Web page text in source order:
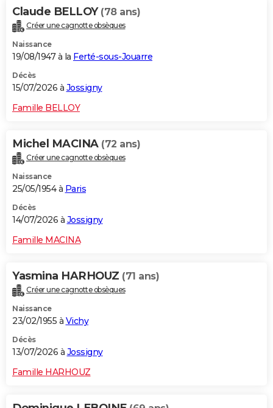
Claude BELLOY (78 ans)
Créer une cagnotte obsèques
Naissance
19/08/1947 à la Ferté-sous-Jouarre
Décès
15/07/2026 à Jossigny
Famille BELLOY
Michel MACINA (72 ans)
Créer une cagnotte obsèques
Naissance
25/05/1954 à Paris
Décès
14/07/2026 à Jossigny
Famille MACINA
Yasmina HARHOUZ (71 ans)
Créer une cagnotte obsèques
Naissance
23/02/1955 à Vichy
Décès
13/07/2026 à Jossigny
Famille HARHOUZ